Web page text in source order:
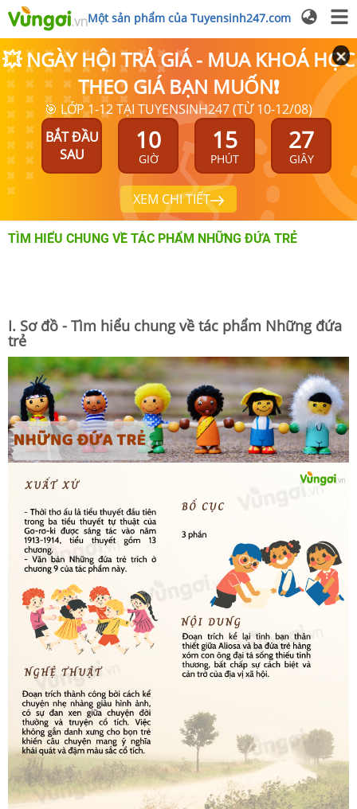
Một sản phẩm của Tuyensinh247.com
💥 NGÀY HỘI TRẢ GIÁ - MUA KHOÁ HỌC
THEO GIÁ BẠN MUỐN❗
🎯 LỚP 1-12 TẠI TUYENSINH247 (TỪ 10-12/08)
BẮT ĐẦU
SAU
10
GIỜ
15
PHÚT
27
GIÂY
XEM CHI TIẾT
TÌM HIỂU CHUNG VỀ TÁC PHẨM NHỮNG ĐỨA TRẺ
I. Sơ đồ - Tìm hiểu chung về tác phẩm Những đứa
trẻ